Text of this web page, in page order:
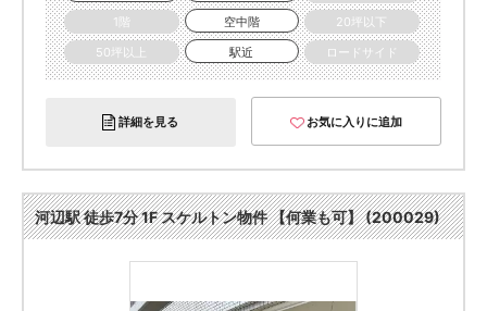
1階
空中階
20坪以下
50坪以上
駅近 ロードサイド
詳細を見る お気に入りに追加
河辺駅 徒歩7分 1F スケルトン物件 【何業も可】 (200029)